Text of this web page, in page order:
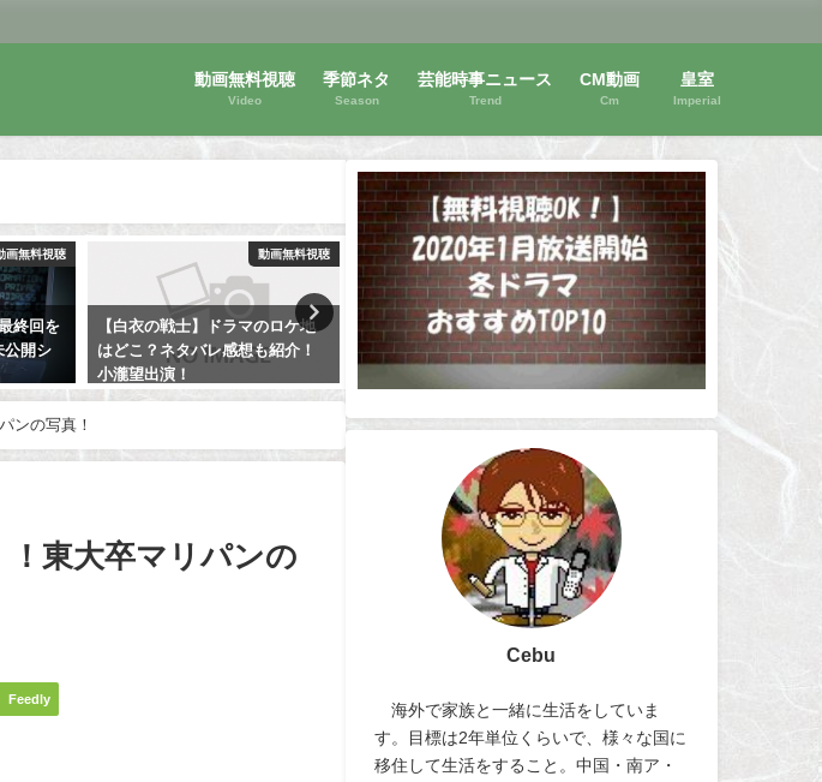
動画無料視聴
Video
季節ネタ
Season
芸能時事ニュース
Trend
CM動画
Cm
皇室
Imperial
画無料視聴
ロケ地
紹介！
動画無料視聴
モンテ・クリスト伯（ディーン
フジオカ主演）のネタバレ感想
動画無料視聴
グッドモーニング・コール1を無
料視聴！福原遥のドラマを安全
【ボクらの時代】の動画は
視聴OK！キムタク過去の
ンの写真！
東大卒マリパンの
Feedly
Cebu
海外で家族と一緒に生活をしていま
す。目標は2年単位くらいで、様々な国に
移住して生活をすること。中国・南ア・